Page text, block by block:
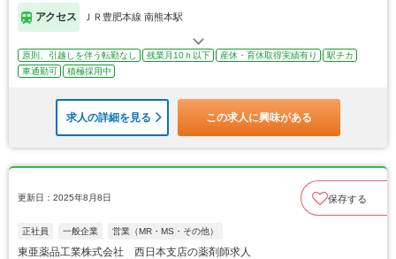
アクセス ＪＲ豊肥本線 南熊本駅
原則、引越しを伴う転勤なし 残業月10ｈ以下 産休・育休取得実績有り
駅チカ
車通勤可
積極採用中
求人の詳細を見る この求人に興味がある
更新日：2025年8月8日 保存する
正社員 一般企業 営業（MR・MS・その他）
東亜薬品工業株式会社 西日本支店の薬剤師求人